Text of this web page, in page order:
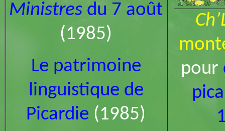
Ministres du 7 août
(1985)
Le patrimoine
linguistique de
Picardie (1985)
pour